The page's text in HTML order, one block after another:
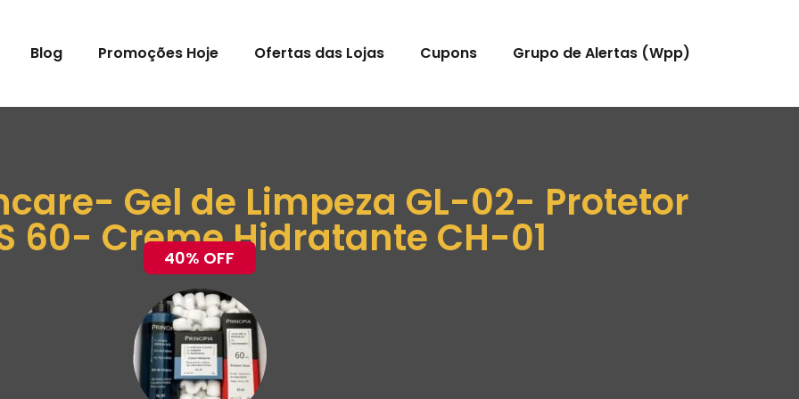
Blog Promoções Hoje Ofertas das Lojas Cupons Grupo de Alertas (Wpp)
Gel de Limpeza GL-02- Protetor
60- Creme Hidratante CH-01
40% OFF